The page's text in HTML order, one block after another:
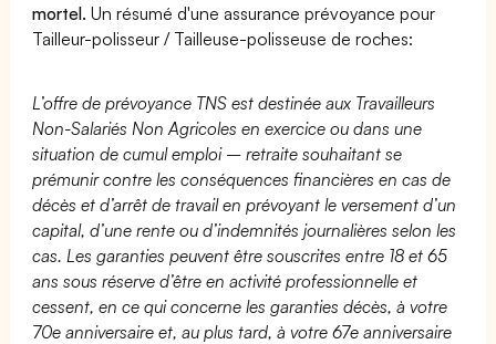
mortel. Un résumé d'une assurance prévoyance pour
Tailleur-polisseur / Tailleuse-polisseuse de roches:
L’offre de prévoyance TNS est destinée aux Travailleurs
Non-Salariés Non Agricoles en exercice ou dans une
situation de cumul emploi – retraite souhaitant se
prémunir contre les conséquences financières en cas de
décès et d’arrêt de travail en prévoyant le versement d’un
capital, d’une rente ou d’indemnités journalières selon les
cas. Les garanties peuvent être souscrites entre 18 et 65
ans sous réserve d’être en activité professionnelle et
cessent, en ce qui concerne les garanties décès, à votre
70e anniversaire et, au plus tard, à votre 67e anniversaire